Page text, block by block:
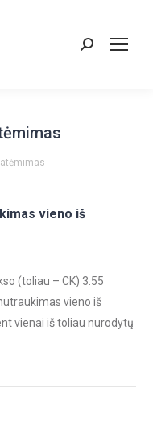
Paieška:
vieno iš
(toliau – CK) 3.55
vieno iš
vienai iš toliau nurodytų